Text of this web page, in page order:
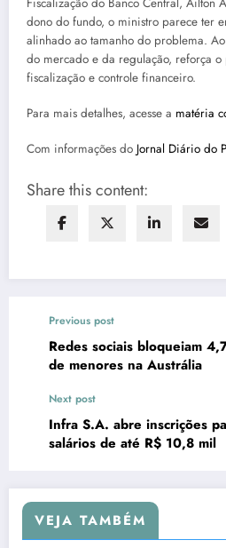
dono do fundo, o ministro parece ter
alinhado ao tamanho do problema.
do mercado e da regulação, reforça
fiscalização e controle financeiro.
Para mais detalhes, acesse a matéria
Com informações do Jornal Diário do
Share this content:
Previous post
Redes sociais bloqueiam
de menores na Austrália
Next post
Infra S.A. abre inscrições
salários de até R$ 10,8 mil
VEJA TAMBÉM